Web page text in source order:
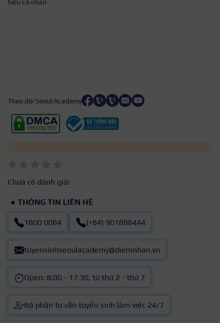
hiệu cá nhân
Theo dõi Seoul Academy
Chưa có đánh giá!
THÔNG TIN LIÊN HỆ
1800 0084 (+84) 901898444
tuyensinhseoulacademy@diemnhan.vn
Open: 8:00 - 17:30, từ thứ 2 - thứ 7
Bộ phận tư vấn tuyển sinh làm việc 24/7